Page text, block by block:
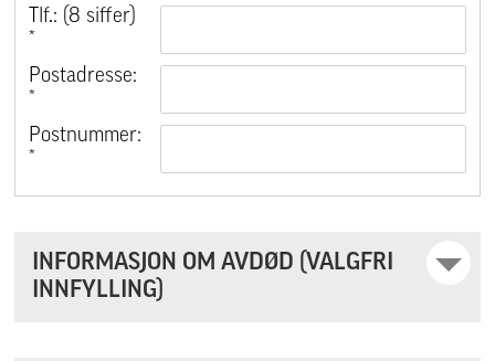
Tlf.: (8 siffer)
Postadresse:
Postnummer:
INFORMASJON OM AVDØD (VALGFRI
INNFYLLING)